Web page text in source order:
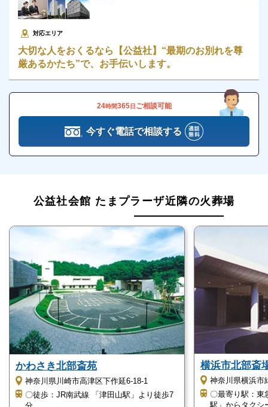
通常の葬儀より移動や時間の負担を軽減できるので、
遠方にお住まいの方にも適しています。
公益社会館 たまプラーザの家族葬
公益社会館 たまプラーザは、現在主流となりつつあ
る「家族葬」に対応した斎場です。
公益社会館 たまプラーザの家族葬のおすすめポイン
トは以下の通りです。
家族や親族のみでお見送りができる
家族葬は、家族や親族のみでゆったりとお見送りがで
少人数で執り行うので、故人が高齢のため通夜に呼べ
る人が少ないという方にも適しています。
公益社会館 たまプラーザには、経験・知識豊富な葬
祭ディレクターが在籍しています。
葬祭ディレクターは、厚生労働省が認可している専門
資格です。
公益社会館 たまプラーザは、専任担当者によるトー
タルサポート制となります。
葬儀に関することはもちろん、葬儀後の相続や遺品整
対応エリア
大切な人をおくるなら【公益社】“最期のお別れを尊
厳あるかたち”で、お手伝いします。
24時間365日 ご相談可能
今すぐ電話で相談する
公益社会館 たまプラーザ近隣の火葬場
かわさき北部斎苑
神奈川県川崎市高津区下作延6-18-1
〇徒歩：JR南武線 「津田山駅」より徒歩7
横浜市北部斎
神奈川県横浜市
〇最寄り駅：東
駅」からタクシ